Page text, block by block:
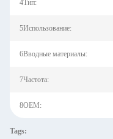
4Тип:
5Использование:
6Вводные материалы:
7Частота:
8OEM:
Tags: